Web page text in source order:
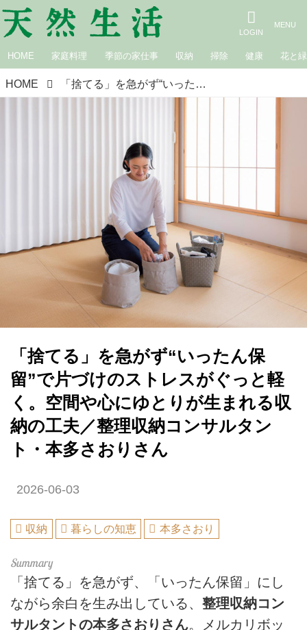
HOME 家庭料理 季節の家仕事 収納 掃除 健康 花と緑
HOME 「捨てる」を急がず“いったん保留”で片づけのストレスがぐっと軽く。空間や心にゆとりが生まれる収納の工夫／整理収納コンサルタント・本多さおりさん
「捨てる」を急がず“いったん保
留”で片づけのストレスがぐっと軽
く。空間や心にゆとりが生まれる収
納の工夫／整理収納コンサルタン
ト・本多さおりさん
2026-06-03
収納 暮らしの知恵 本多さおり
「捨てる」を急がず、「いったん保留」にし
ながら余白を生み出している、 整理収納コン
サルタントの本多さおりさん。メルカリボッ